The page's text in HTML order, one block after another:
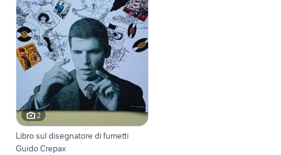
2
Libro sul disegnatore di fumetti
Guido Crepax